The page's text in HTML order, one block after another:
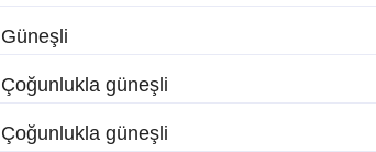
Güneşli
Çoğunlukla güneşli
Çoğunlukla güneşli